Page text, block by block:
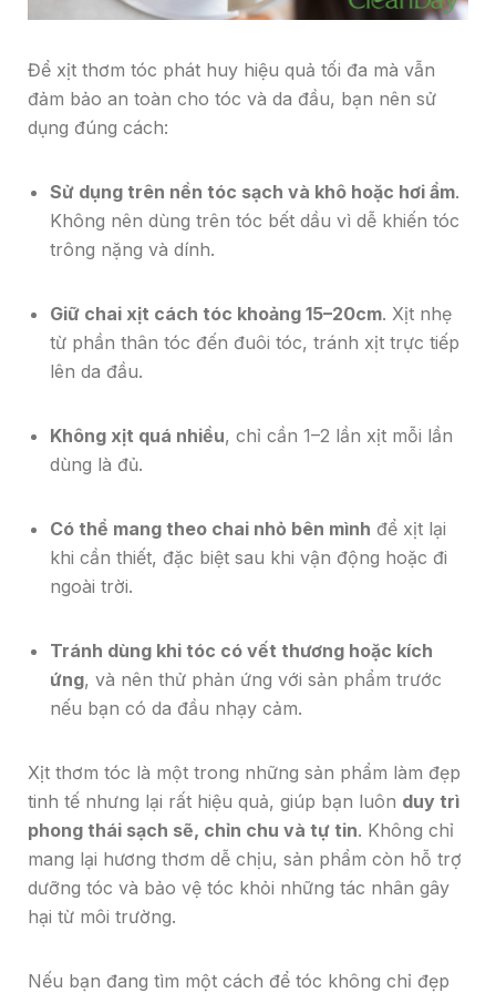
Để xịt thơm tóc phát huy hiệu quả tối đa mà vẫn
đảm bảo an toàn cho tóc và da đầu, bạn nên sử
dụng đúng cách:
Sử dụng trên nền tóc sạch và khô hoặc hơi ẩm.
Không nên dùng trên tóc bết dầu vì dễ khiến tóc
trông nặng và dính.
Giữ chai xịt cách tóc khoảng 15–20cm. Xịt nhẹ
từ phần thân tóc đến đuôi tóc, tránh xịt trực tiếp
lên da đầu.
Không xịt quá nhiều, chỉ cần 1–2 lần xịt mỗi lần
dùng là đủ.
Có thể mang theo chai nhỏ bên mình để xịt lại
khi cần thiết, đặc biệt sau khi vận động hoặc đi
ngoài trời.
Tránh dùng khi tóc có vết thương hoặc kích
ứng, và nên thử phản ứng với sản phẩm trước
nếu bạn có da đầu nhạy cảm.
Xịt thơm tóc là một trong những sản phẩm làm đẹp
tinh tế nhưng lại rất hiệu quả, giúp bạn luôn duy trì
phong thái sạch sẽ, chỉn chu và tự tin. Không chỉ
mang lại hương thơm dễ chịu, sản phẩm còn hỗ trợ
dưỡng tóc và bảo vệ tóc khỏi những tác nhân gây
hại từ môi trường.
Nếu bạn đang tìm một cách để tóc không chỉ đẹp